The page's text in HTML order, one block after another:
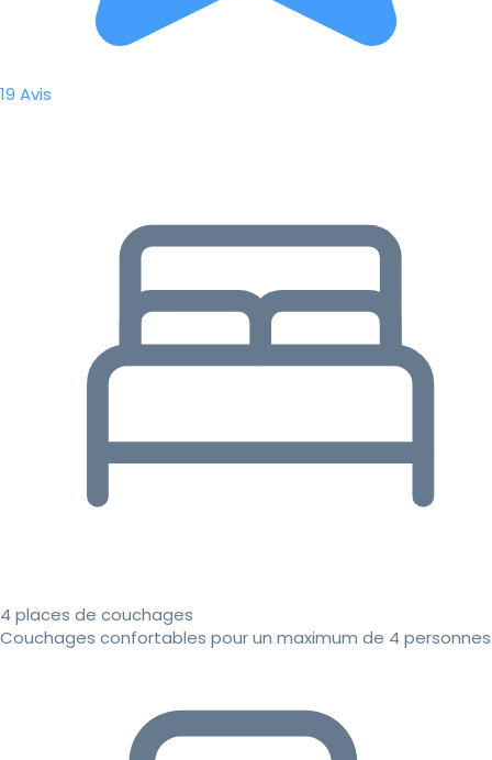
19 Avis
4 places de couchages
Couchages confortables pour un maximum de 4 personnes